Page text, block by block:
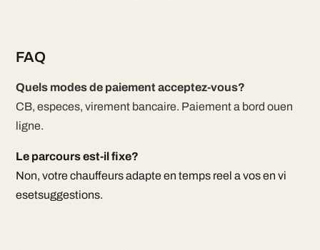
FAQ
Quels modes de paiement acceptez-vous?
CB, especes, virement bancaire. Paiement a bord ouen
ligne.
Le parcours est-il fixe?
Non, votre chauffeurs adapte en temps reel a vos en vi
esetsuggestions.